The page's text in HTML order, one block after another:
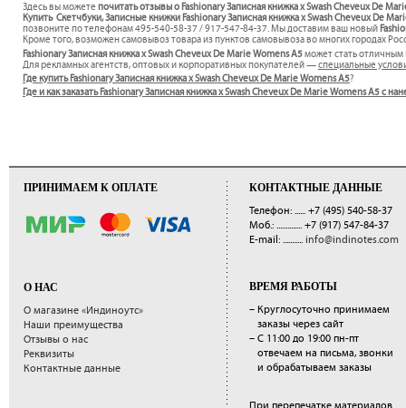
Здесь вы можете почитать отзывы о Fashionary Записная книжка x Swash Cheveux De
Купить Скетчбуки, Записные книжки Fashionary Записная книжка x Swash Cheveux De
позвоните по телефонам 495-540-58-37 / 917-547-84-37. Мы доставим ваш новый
Кроме того, возможен самовывоз товара из пунктов самовывоза во многих городах
Fashionary Записная книжка x Swash Cheveux De Marie Womens A5может стать отличным
Для рекламных агентств, оптовых и корпоративных покупателей —специальные
Где купить Fashionary Записная книжка x Swash Cheveux De Marie Womens A5?
Где и как заказать Fashionary Записная книжка x Swash Cheveux De Marie Womens A5 с
ПРИНИМАЕМ К ОПЛАТЕ
О НАС
О магазине «Индиноутс»
Наши преимущества
Отзывы о нас
Реквизиты
Контактные данные
КОНТАКТНЫЕ ДАННЫЕ
Телефон: ...... +7 (495) 540-58-37
Моб.: .............. +7 (917) 547-84-37
E-mail: ........... info@indinotes.com
ВРЕМЯ РАБОТЫ
– Круглосуточно принимаем
заказы через сайт
– С 11:00 до 19:00 пн-пт
отвечаем на письма, звонки
и обрабатываем заказы